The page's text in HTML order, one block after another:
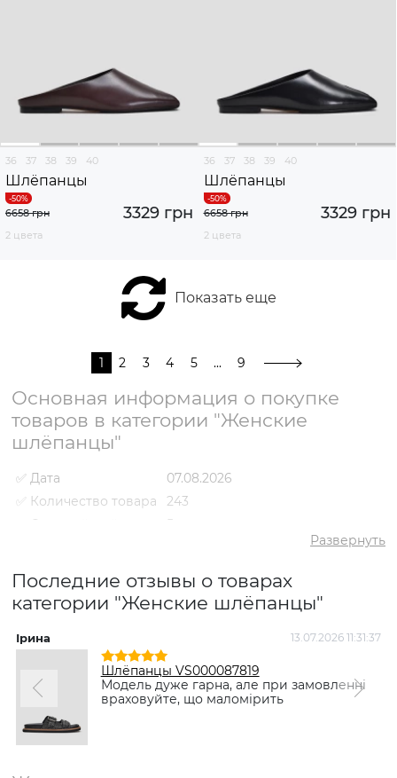
36 37 38 39 40
Шлёпанцы
3329 грн
6658 грн
2 цвета
36 37 38 39 40
Шлёпанцы
3329 грн
6658 грн
2 цвета
Показать еще
1 2 3 4 5 ... 9
Основная информация о покупке
товаров в категории "Женские
шлёпанцы"
✅ Дата
07.08.2026
✅ Количество товара
243
✅ Средний рейтинг
5
✅ Самый дешевый
товар
980 грн
✅ Самый дорогой
3329 грн
✅ Самый
популярный товар
Шлёпанцы VS000087385
Черный
Развернуть
Последние отзывы о товарах
категории "Женские шлёпанцы"
Ірина 13.07.2026 11:31:37
Шлёпанцы VS000087819
Модель дуже гарна, але при замовленні
враховуйте, що маломірить